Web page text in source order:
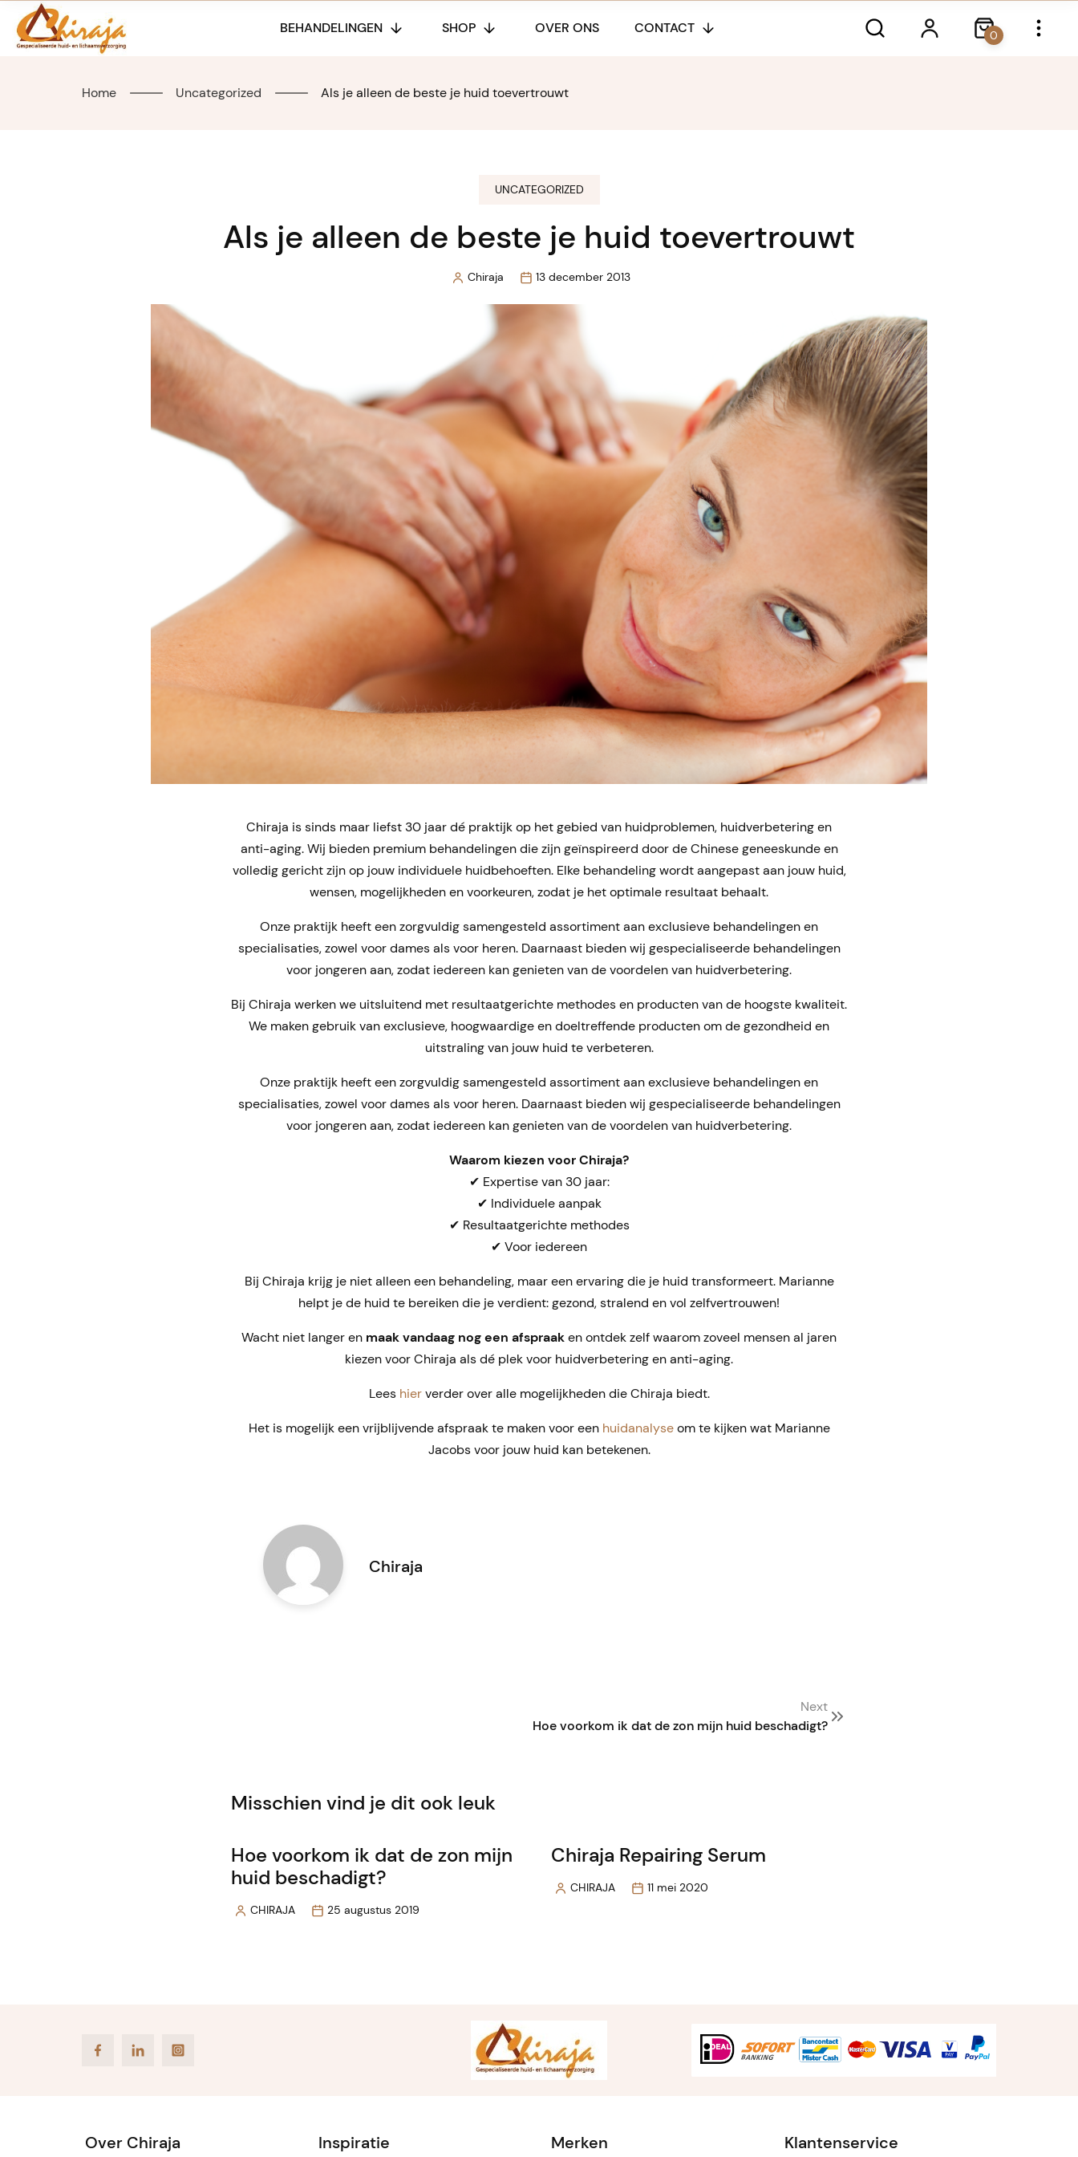
content
BEHANDELINGEN SHOP OVER ONS CONTACT 0
Home Uncategorized Als je alleen de beste je huid toevertrouwt
UNCATEGORIZED
Als je alleen de beste je huid toevertrouwt
PostedChiraja 13 december 2013
Chiraja is sinds maar liefst 30 jaar dé praktijk op het gebied van huidproblemen, huidverbetering en
anti-aging. Wij bieden premium behandelingen die zijn geïnspireerd door de Chinese geneeskunde en
volledig gericht zijn op jouw individuele huidbehoeften. Elke behandeling wordt aangepast aan jouw huid,
wensen, mogelijkheden en voorkeuren, zodat je het optimale resultaat behaalt.
Onze praktijk heeft een zorgvuldig samengesteld assortiment aan exclusieve behandelingen en
specialisaties, zowel voor dames als voor heren. Daarnaast bieden wij gespecialiseerde behandelingen
voor jongeren aan, zodat iedereen kan genieten van de voordelen van huidverbetering.
Bij Chiraja werken we uitsluitend met resultaatgerichte methodes en producten van de hoogste kwaliteit.
We maken gebruik van exclusieve, hoogwaardige en doeltreffende producten om de gezondheid en
uitstraling van jouw huid te verbeteren.
Onze praktijk heeft een zorgvuldig samengesteld assortiment aan exclusieve behandelingen en
specialisaties, zowel voor dames als voor heren. Daarnaast bieden wij gespecialiseerde behandelingen
voor jongeren aan, zodat iedereen kan genieten van de voordelen van huidverbetering.
Waarom kiezen voor Chiraja?
✔ Expertise van 30 jaar:
✔ Individuele aanpak
✔ Resultaatgerichte methodes
✔ Voor iedereen
Bij Chiraja krijg je niet alleen een behandeling, maar een ervaring die je huid transformeert. Marianne
helpt je de huid te bereiken die je verdient: gezond, stralend en vol zelfvertrouwen!
Wacht niet langer en maak vandaag nog een afspraaken ontdek zelf waarom zoveel mensen al jaren
kiezen voor Chiraja als dé plek voor huidverbetering en anti-aging.
Lees hierverder over alle mogelijkheden die Chiraja biedt.
Het is mogelijk een vrijblijvende afspraak te maken voor een huidanalyseom te kijken wat Marianne
Jacobs voor jouw huid kan betekenen.
Chiraja
Hoe voorkom ik dat de zon mijn huid beschadigt?
Next
Misschien vind je dit ook leuk
Hoe voorkom ik dat de zon mijn
huid beschadigt?
PostedCHIRAJA 25 augustus 2019
Chiraja Repairing Serum
PostedCHIRAJA 11 mei 2020
FacebookLinkedIn Instagram
Over Chiraja Inspiratie Merken Klantenservice